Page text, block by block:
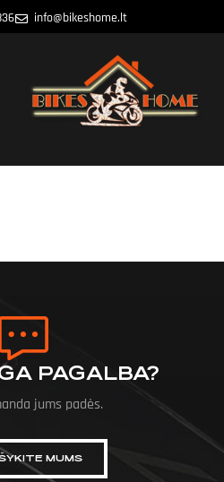
info@bikeshome.lt
PAGALBA?
jums padės.
MUMS